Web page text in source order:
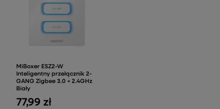
MiBoxer ESZ2-W
Inteligentny przełącznik 2-
GANG Zigbee 3.0 + 2.4GHz
Biały
77,99 zł